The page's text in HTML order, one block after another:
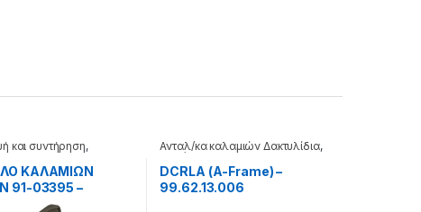
και συντήρηση,
ΚΑΛΑΜΙΩΝ
91-03395 –
Ανταλ/κα καλαμιών Δακτυλίδια,
Καλάμια
DCRLA (A-Frame) –
99.62.13.006